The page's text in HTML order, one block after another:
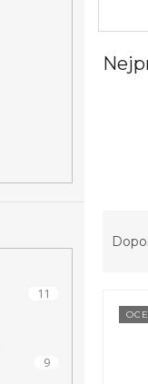
11
9